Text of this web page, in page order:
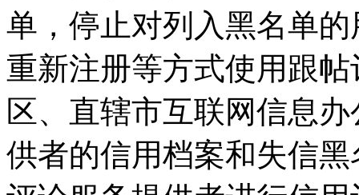
单，停止对列入黑名单
重新注册等方式使用跟
区、直辖市互联网信息
供者的信用档案和失信